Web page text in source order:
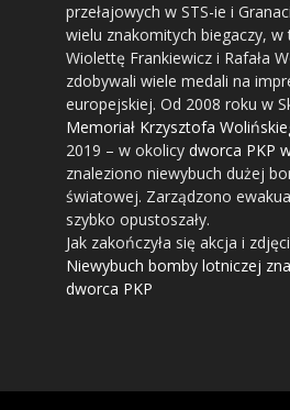
przełajowych w STS-ie i
wielu znakomitych biegaczy,
Wiolettę Frankiewicz i Rafała
zdobywali wiele medali na
europejskiej. Od 2008 roku w
Memoriał Krzysztofa
2019 – w okolicy dworca PKP
znaleziono niewybuch dużej
światowej. Zarządzono
szybko opustoszały.
Jak zakończyła się akcja i
Niewybuch bomby lotniczej
dworca PKP